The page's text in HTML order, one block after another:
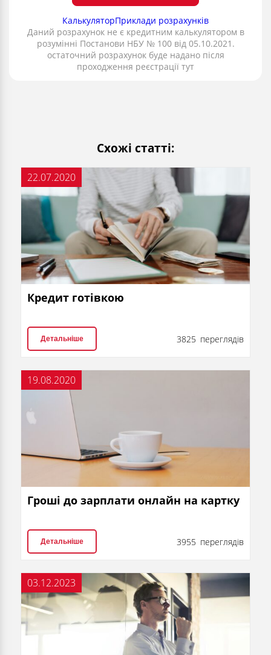
КалькуляторПриклади розрахунків
Даний розрахунок не є кредитним калькулятором в
розумінні Постанови НБУ № 100 від 05.10.2021.
остаточний розрахунок буде надано після
проходження реєстрації тут
Схожі статті:
22.07.2020
Кредит готівкою
Детальніше 3825 переглядів
19.08.2020
Гроші до зарплати онлайн на картку
Детальніше 3955 переглядів
03.12.2023